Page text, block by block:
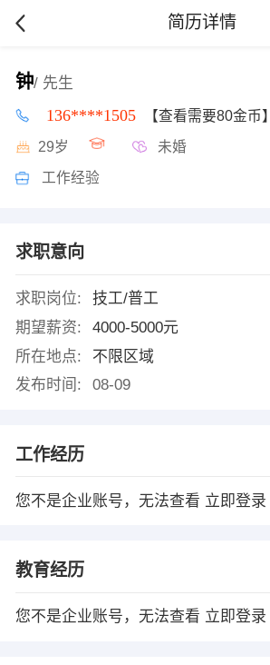
简历详情
钟/ 先生
136****1505 【查看需要80金币】
29岁 未婚
工作经验
求职意向
求职岗位:
技工/普工
期望薪资:
4000-5000元
所在地点:
不限区域
发布时间:
08-09
工作经历
您不是企业账号，无法查看 立即登录
教育经历
您不是企业账号，无法查看 立即登录